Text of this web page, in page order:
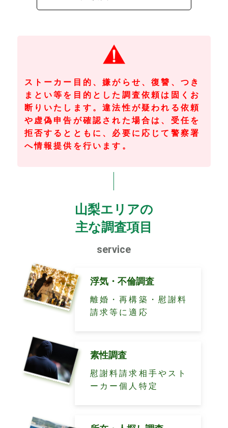
ストーカー目的、嫌がらせ、復讐、つき
まとい等を目的とした調査依頼は固くお
断りいたします。違法性が疑われる依頼
や虚偽申告が確認された場合は、受任を
拒否するとともに、必要に応じて警察署
へ情報提供を行います。
山梨エリアの
主な調査項目
service
浮気・不倫調査
離婚・再構築・慰謝料
請求等に適応
素性調査
慰謝料請求相手やスト
ーカー個人特定